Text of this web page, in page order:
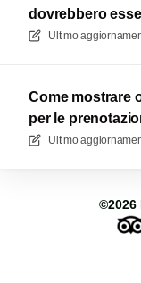
dovrebbero
Ultimo
Come mostrare
per le
Ultimo
©2026